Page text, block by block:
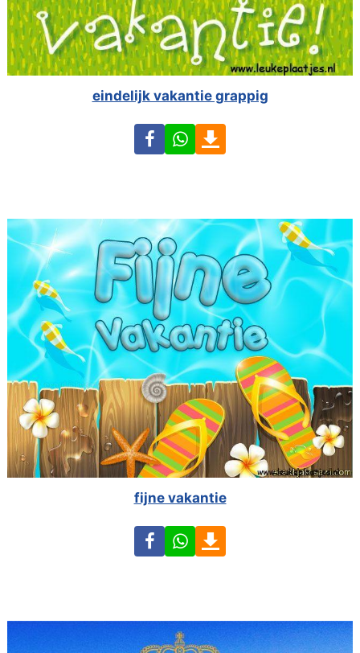
eindelijk vakantie grappig
FacebookWhatsApp
fijne vakantie
FacebookWhatsApp